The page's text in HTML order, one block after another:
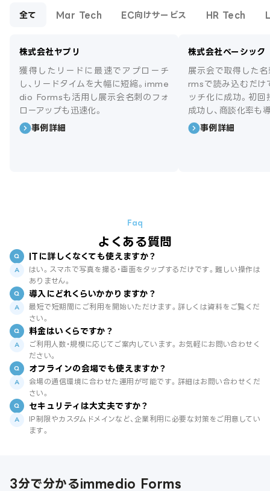
全て Mar Tech EC向けサービス HR Tech
株式会社ヤプリ
獲得したリードに最速でアプローチ
し、リードタイムを大幅に短縮。imme
dio Formsも活用し展示会名刺のフォ
ローアップも迅速化。
事例詳細
株式会社ベーシック
展示会で取得した
rmsで読み込むだけ
ッチ化に成功。初
成功し、商談化率も
事例詳細
よくある質問
ITに詳しくなくても使えますか？
はい。スマホで写真を撮る・画面をタップするだけです。難しい操作は
ありません。
導入にどれくらいかかりますか？
最短で短期間にご利用を開始いただけます。詳しくは資料をご覧くだ
さい。
料金はいくらですか？
ご利用人数・規模に応じてご案内しています。お気軽にお問い合わせく
ださい。
オフラインの会場でも使えますか？
会場の通信環境に合わせた運用が可能です。詳細はお問い合わせくだ
さい。
セキュリティは大丈夫ですか？
IP制限やカスタムドメインなど、企業利用に必要な対策をご用意してい
ます。
3分で分かるimmedio Forms